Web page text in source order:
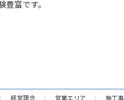
富です。
経営理念 営業エリア 施工